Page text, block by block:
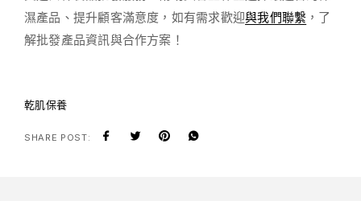
濕產品、提升顧客滿意度，如有需求歡迎與我們聯繫 ，了
解批發產品資訊與合作方案！
乾肌保養
SHARE POST: